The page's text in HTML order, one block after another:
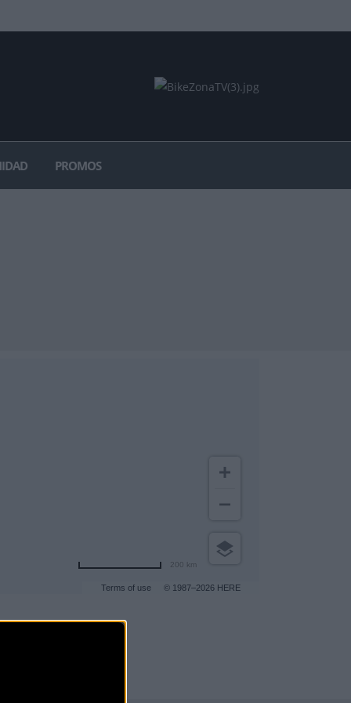
PROMOS
Terms of use © 1987–2026 HERE
200 km
a más clientes